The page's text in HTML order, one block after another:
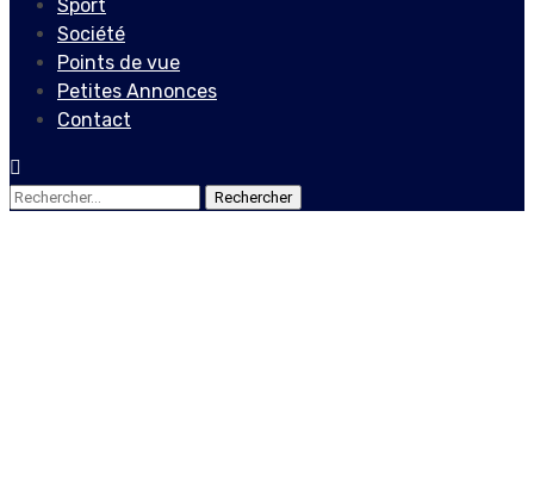
Sport
Société
Points de vue
Petites Annonces
Contact
Rechercher :